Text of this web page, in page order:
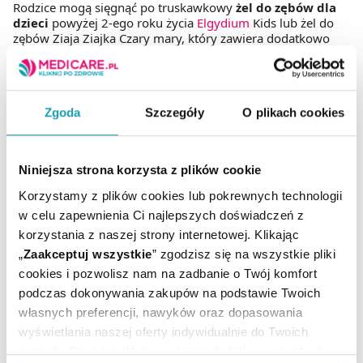
Zgoda Szczegóły O plikach cookies
Niniejsza strona korzysta z plików cookie
Korzystamy z plików cookies lub pokrewnych technologii
w celu zapewnienia Ci najlepszych doświadczeń z
korzystania z naszej strony internetowej. Klikając
„Zaakceptuj wszystkie” zgodzisz się na wszystkie pliki
cookies i pozwolisz nam na zadbanie o Twój komfort
podczas dokonywania zakupów na podstawie Twoich
własnych preferencji, nawyków oraz dopasowania
wyświetlania naszej oferty indywidualnie do Twoich
potrzeb. Część z plików jest nam dodatkowo niezbędna
Rodzice mogą sięgnąć po truskawkowy żel do zębów dla
dzieci powyżej 2-ego roku życia Elgydium Kids lub żel do
zębów Ziaja Ziajka Czary mary, który zawiera dodatkowo
Regularne stosowanie pasty do zębów dla dzieci
pomaga zachować zdrowe zęby i dziąsła. Należy dbać
nie tylko o zęby stałe, ale również o zęby mleczne. Zły stan
zębów mlecznych przeniesie się na pojawiające się po nich
zęby stałe.
Więcej na temat prawidłowego doboru pasty i szczoteczki dla
dzieci, dowiecie się z poradnika:Higiena dziecka: wybieramy
szczoteczkę i pastę do zębów.
Płyn do płukania jamy ustnej dla
dzieci
Jeśli dziecko dobrze radzi sobie z płukaniem ust i
wypluwaniem płynu, warto uzupełnić higienę jamy ustnej o